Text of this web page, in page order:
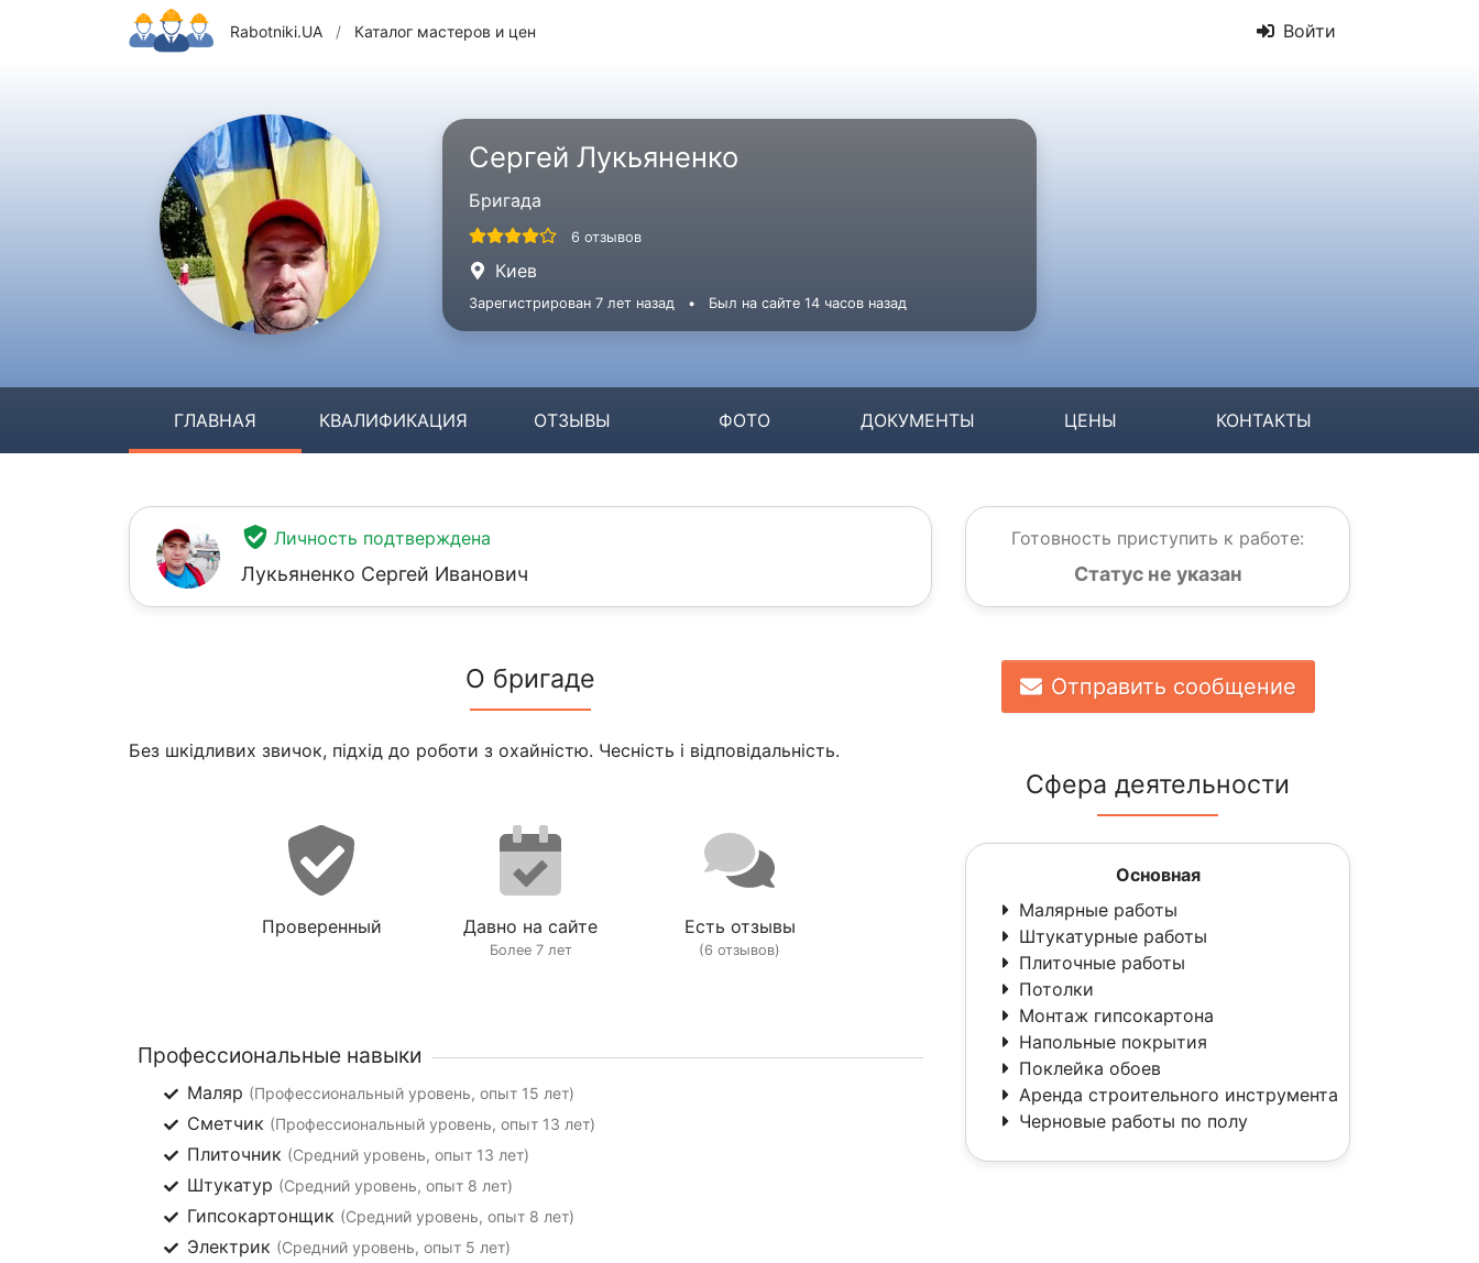
Rabotniki.UA / Каталог мастеров и цен Войти
Сергей Лукьяненко
Бригада
6 отзывов
Киев
Зарегистрирован 7 лет назад • Был на сайте 14 часов назад
ГЛАВНАЯ КВАЛИФИКАЦИЯ ОТЗЫВЫ ФОТО ДОКУМЕНТЫ ЦЕНЫ КОНТАКТЫ
Личность подтверждена
Лукьяненко Сергей Иванович
О бригаде
Без шкідливих звичок, підхід до роботи з охайністю. Чесність і відповідальність.
Проверенный Давно на сайте
Более 7 лет
Есть отзывы
(6 отзывов)
Профессиональные навыки
Маляр (Профессиональный уровень, опыт 15 лет)
Сметчик (Профессиональный уровень, опыт 13 лет)
Плиточник (Средний уровень, опыт 13 лет)
Штукатур (Средний уровень, опыт 8 лет)
Гипсокартонщик (Средний уровень, опыт 8 лет)
Электрик (Средний уровень, опыт 5 лет)
Готовность приступить к работе:
Статус не указан
Отправить сообщение
Сфера деятельности
Основная
Малярные работы
Штукатурные работы
Плиточные работы
Потолки
Монтаж гипсокартона
Напольные покрытия
Поклейка обоев
Аренда строительного инструмента
Черновые работы по полу